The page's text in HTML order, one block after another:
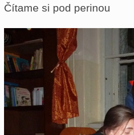
Čítame si pod perinou